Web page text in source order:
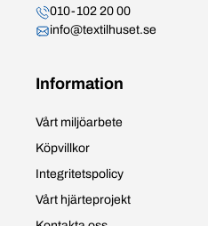
010-102 20 00
info@textilhuset.se
Information
Vårt miljöarbete
Köpvillkor
Integritetspolicy
Vårt hjärteprojekt